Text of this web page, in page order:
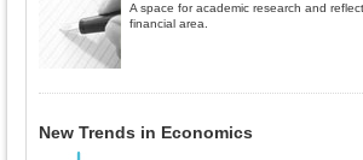
A space for academic research and
financial area.
New Trends in Economics